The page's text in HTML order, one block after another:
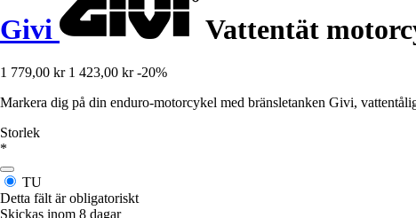
Givi Vattentät
1 779,00 kr 1 423,00 kr -20%
Markera dig på din enduro-motorcykel med bränsletanken Givi,
Storlek
*
TU
Detta fält är obligatoriskt
Skickas inom 8 dagar